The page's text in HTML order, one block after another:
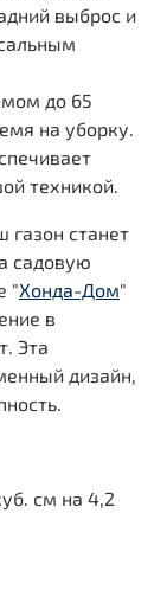
выброс и
до 65
на уборку.
техникой.
газон станет
садовую
"Хонда-Дом"
в
Эта
дизайн,
см на 4,2